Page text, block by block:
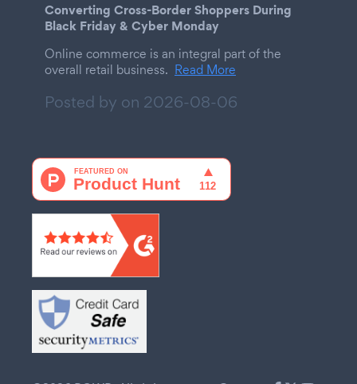
Converting Cross-Border Shoppers During
Black Friday & Cyber Monday
Online commerce is an integral part of the
overall retail business. Read More
Posted by on 2026-08-06